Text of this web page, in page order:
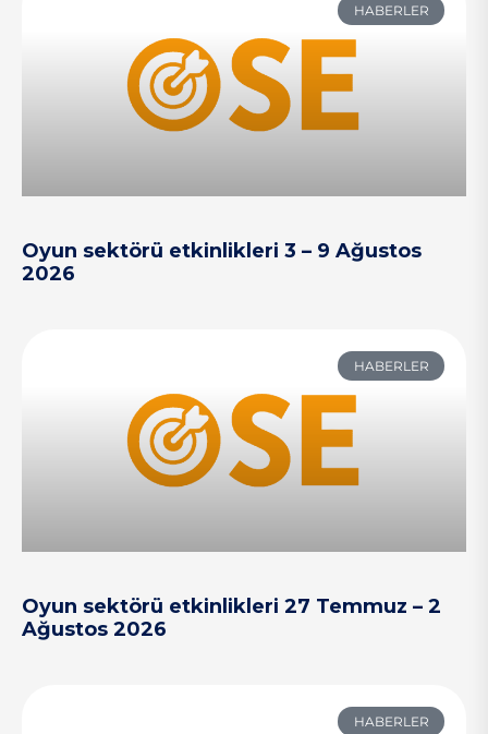
HABERLER
Oyun sektörü etkinlikleri 3 – 9 Ağustos
2026
HABERLER
Oyun sektörü etkinlikleri 27 Temmuz – 2
Ağustos 2026
HABERLER